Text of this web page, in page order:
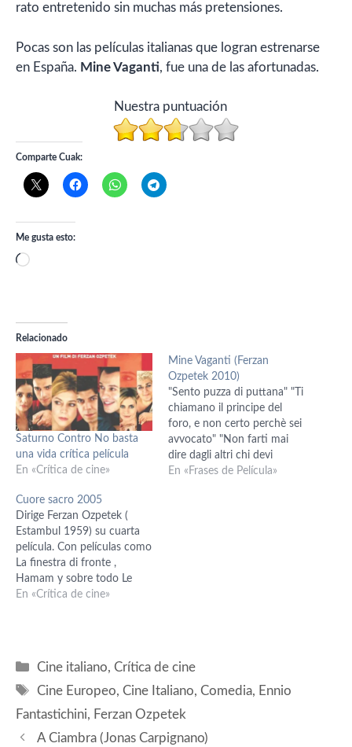
rato entretenido sin muchas más pretensiones.
Pocas son las películas italianas que logran estrenarse
en España. Mine Vaganti, fue una de las afortunadas.
Nuestra puntuación
Comparte Cuak:
Me gusta esto:
Cargando...
Relacionado
Saturno Contro No basta
una vida crítica película
En «Crítica de cine»
Mine Vaganti (Ferzan
Ozpetek 2010)
"Sento puzza di puttana" "Ti
chiamano il principe del
foro, e non certo perchè sei
avvocato" "Non farti mai
dire dagli altri chi devi
amare, e chi devi odiare.
En «Frases de Película»
Cuore sacro 2005
Dirige Ferzan Ozpetek (
Estambul 1959) su cuarta
película. Con películas como
La finestra di fronte ,
Hamam y sobre todo Le
fate ignoranti, Ozpetek se
Barbara Bobulova) la cual
ostenta una…
En «Crítica de cine»
Categorías
Cine italiano,Crítica de cine
Etiquetas
Cine Europeo,Cine Italiano,Comedia, Ennio
Fantastichini, Ferzan Ozpetek
A Ciambra (Jonas Carpignano)